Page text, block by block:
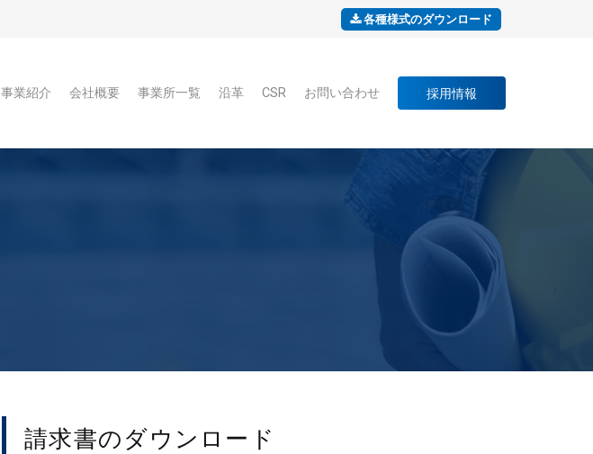
各種様式のダウンロード
事業紹介 会社概要 事業所一覧 沿革 CSR お問い合わせ 採用情報
請求書のダウンロード